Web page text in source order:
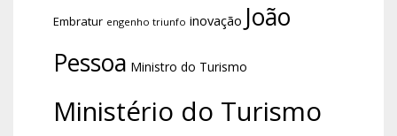
Embratur engenho triunfo inovação João
Pessoa Ministro do Turismo
Ministério do Turismo